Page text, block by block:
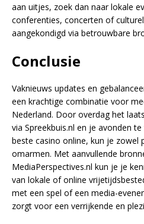
aan uitjes, zoek dan naar lokale
conferenties, concerten of
aangekondigd via betrouwbare
Conclusie
Vaknieuws updates en
een krachtige combinatie voor
Nederland. Door overdag het
via Spreekbuis.nl en je avonden
beste casino online, kun je zowel
omarmen. Met aanvullende
MediaPerspectives.nl kun je je
van lokale of online
met een spel of een media-
zorgt voor een verrijkende en